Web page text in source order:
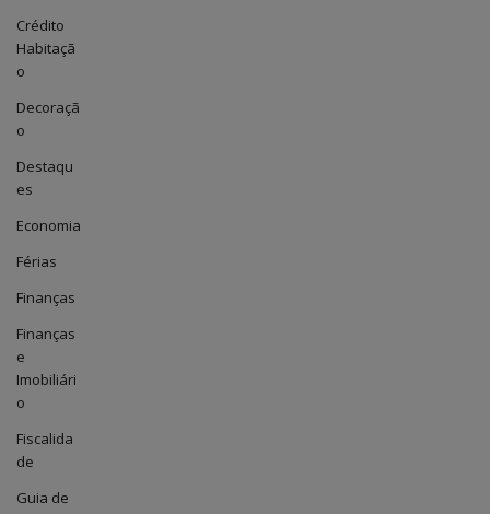
Crédito
Habitaçã
o
Decoraçã
o
Destaqu
es
Economia
Férias
Finanças
Finanças
e
Imobiliári
o
Fiscalida
de
Guia de